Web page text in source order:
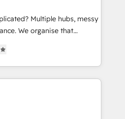
Perplexity, Gemini and
Impact Award - Integrations
Impact Award -
Multiple hubs, messy
that
help with: • CRM
workflows, and team
from Salesforce, Pipedrive,
• AI governance for